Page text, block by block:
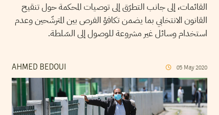
القائمات، إلى جانب التطرّق إلى توصيات المحكمة حول تنقيح
القانون الانتخابي بما يضمن تكافؤ الفرص بين المترشّحين وعدم
استخدام وسائل غير مشروعة للوصول إلى السّلطة.
AHMED BEDOUI 05 May 2020